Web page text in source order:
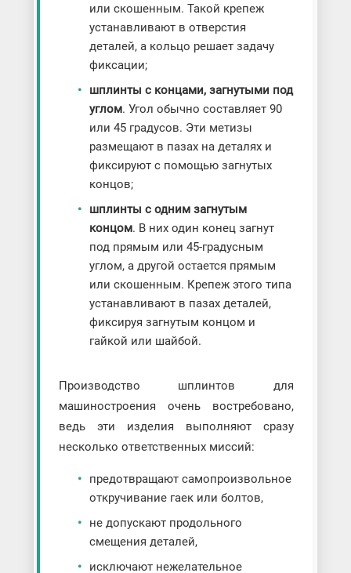
или скошенным. Такой крепеж
устанавливают в отверстия
деталей, а кольцо решает задачу
фиксации;
шплинты с концами, загнутыми под
углом. Угол обычно составляет 90
или 45 градусов. Эти метизы
размещают в пазах на деталях и
фиксируют с помощью загнутых
концов;
шплинты с одним загнутым
концом. В них один конец загнут
под прямым или 45-градусным
углом, а другой остается прямым
или скошенным. Крепеж этого типа
устанавливают в пазах деталей,
фиксируя загнутым концом и
гайкой или шайбой.
Производство шплинтов для
машиностроения очень востребовано,
ведь эти изделия выполняют сразу
несколько ответственных миссий:
предотвращают самопроизвольное
откручивание гаек или болтов,
не допускают продольного
смещения деталей,
исключают нежелательное